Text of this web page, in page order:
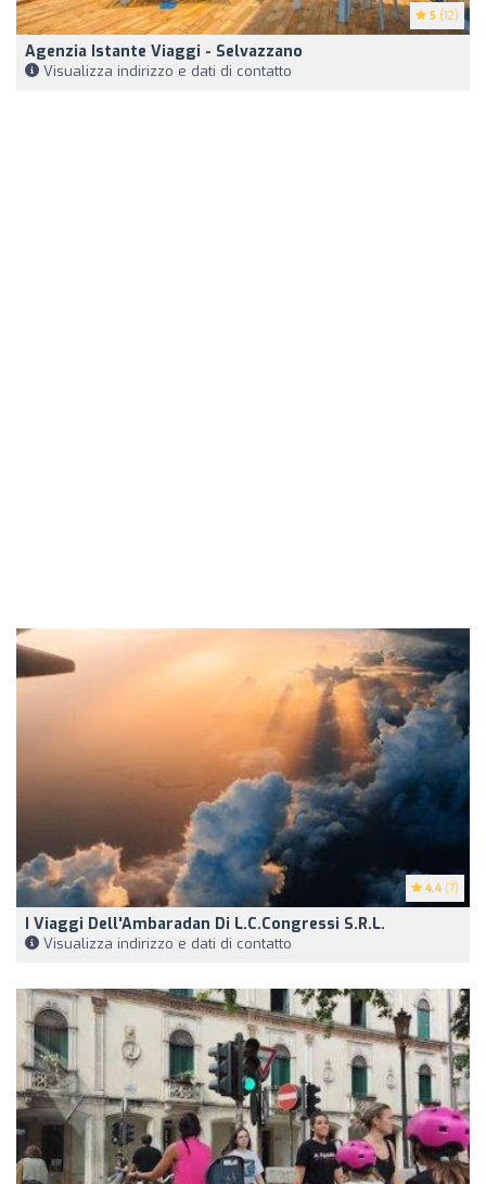
5 (12)
Agenzia Istante Viaggi - Selvazzano
Visualizza indirizzo e dati di contatto
4.4 (7)
I Viaggi Dell'Ambaradan Di L.C.Congressi S.r.l.
Visualizza indirizzo e dati di contatto